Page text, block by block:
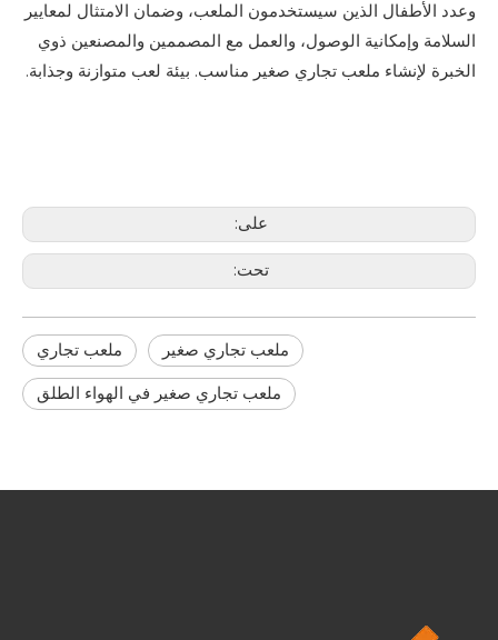
وعدد الأطفال الذين سيستخدمون الملعب، وضمان الامتثال لمعايير
السلامة وإمكانية الوصول، والعمل مع المصممين والمصنعين ذوي
الخبرة لإنشاء ملعب تجاري صغير مناسب. بيئة لعب متوازنة وجذابة.
على:
تحت:
ملعب تجاري ملعب تجاري صغير
ملعب تجاري صغير في الهواء الطلق